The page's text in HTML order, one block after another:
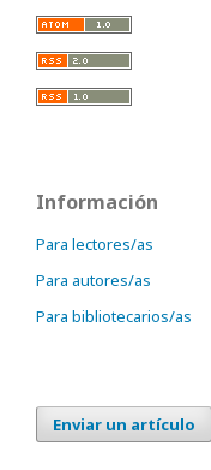
Información
Para lectores/as
Para autores/as
Para bibliotecarios/as
Enviar un artículo